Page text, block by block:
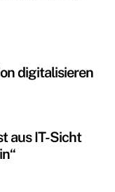
digitalisieren
aus IT-Sicht